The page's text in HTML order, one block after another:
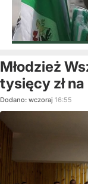
Młodzież
tysięcy zł
Dodano: wczoraj 16:55